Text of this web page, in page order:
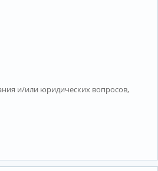
и/или юридических вопросов,